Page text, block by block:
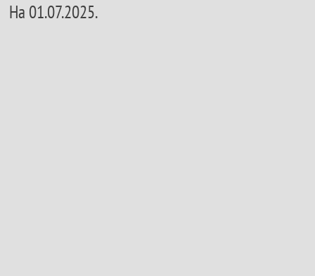
На 01.07.2025.